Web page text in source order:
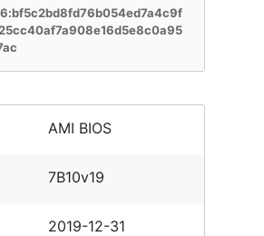
AMI BIOS
7B10v19
2019-12-31